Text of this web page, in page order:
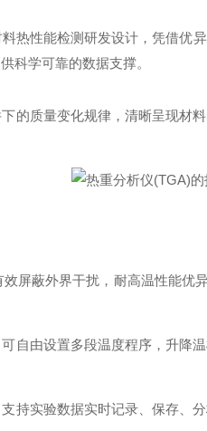
热性能检测研发设计，凭借
科学可靠的数据支撑。
的质量变化规律，清晰呈现
效屏蔽外界干扰，耐高温性能
自由设置多段温度程序，升降
持实验数据实时记录、保存、